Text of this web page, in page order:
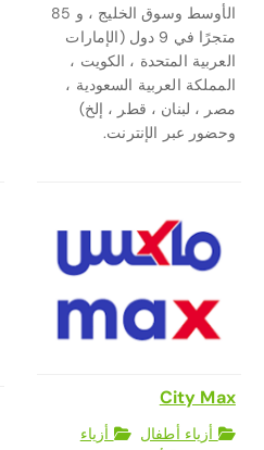
الأوسط وسوق الخليج ، و 85
متجرًا في 9 دول (الإمارات
العربية المتحدة ، الكويت ،
المملكة العربية السعودية ،
مصر ، لبنان ، قطر ، إلخ)
وحضور عبر الإنترنت.
City Max
أزياء أطفال
أزياء